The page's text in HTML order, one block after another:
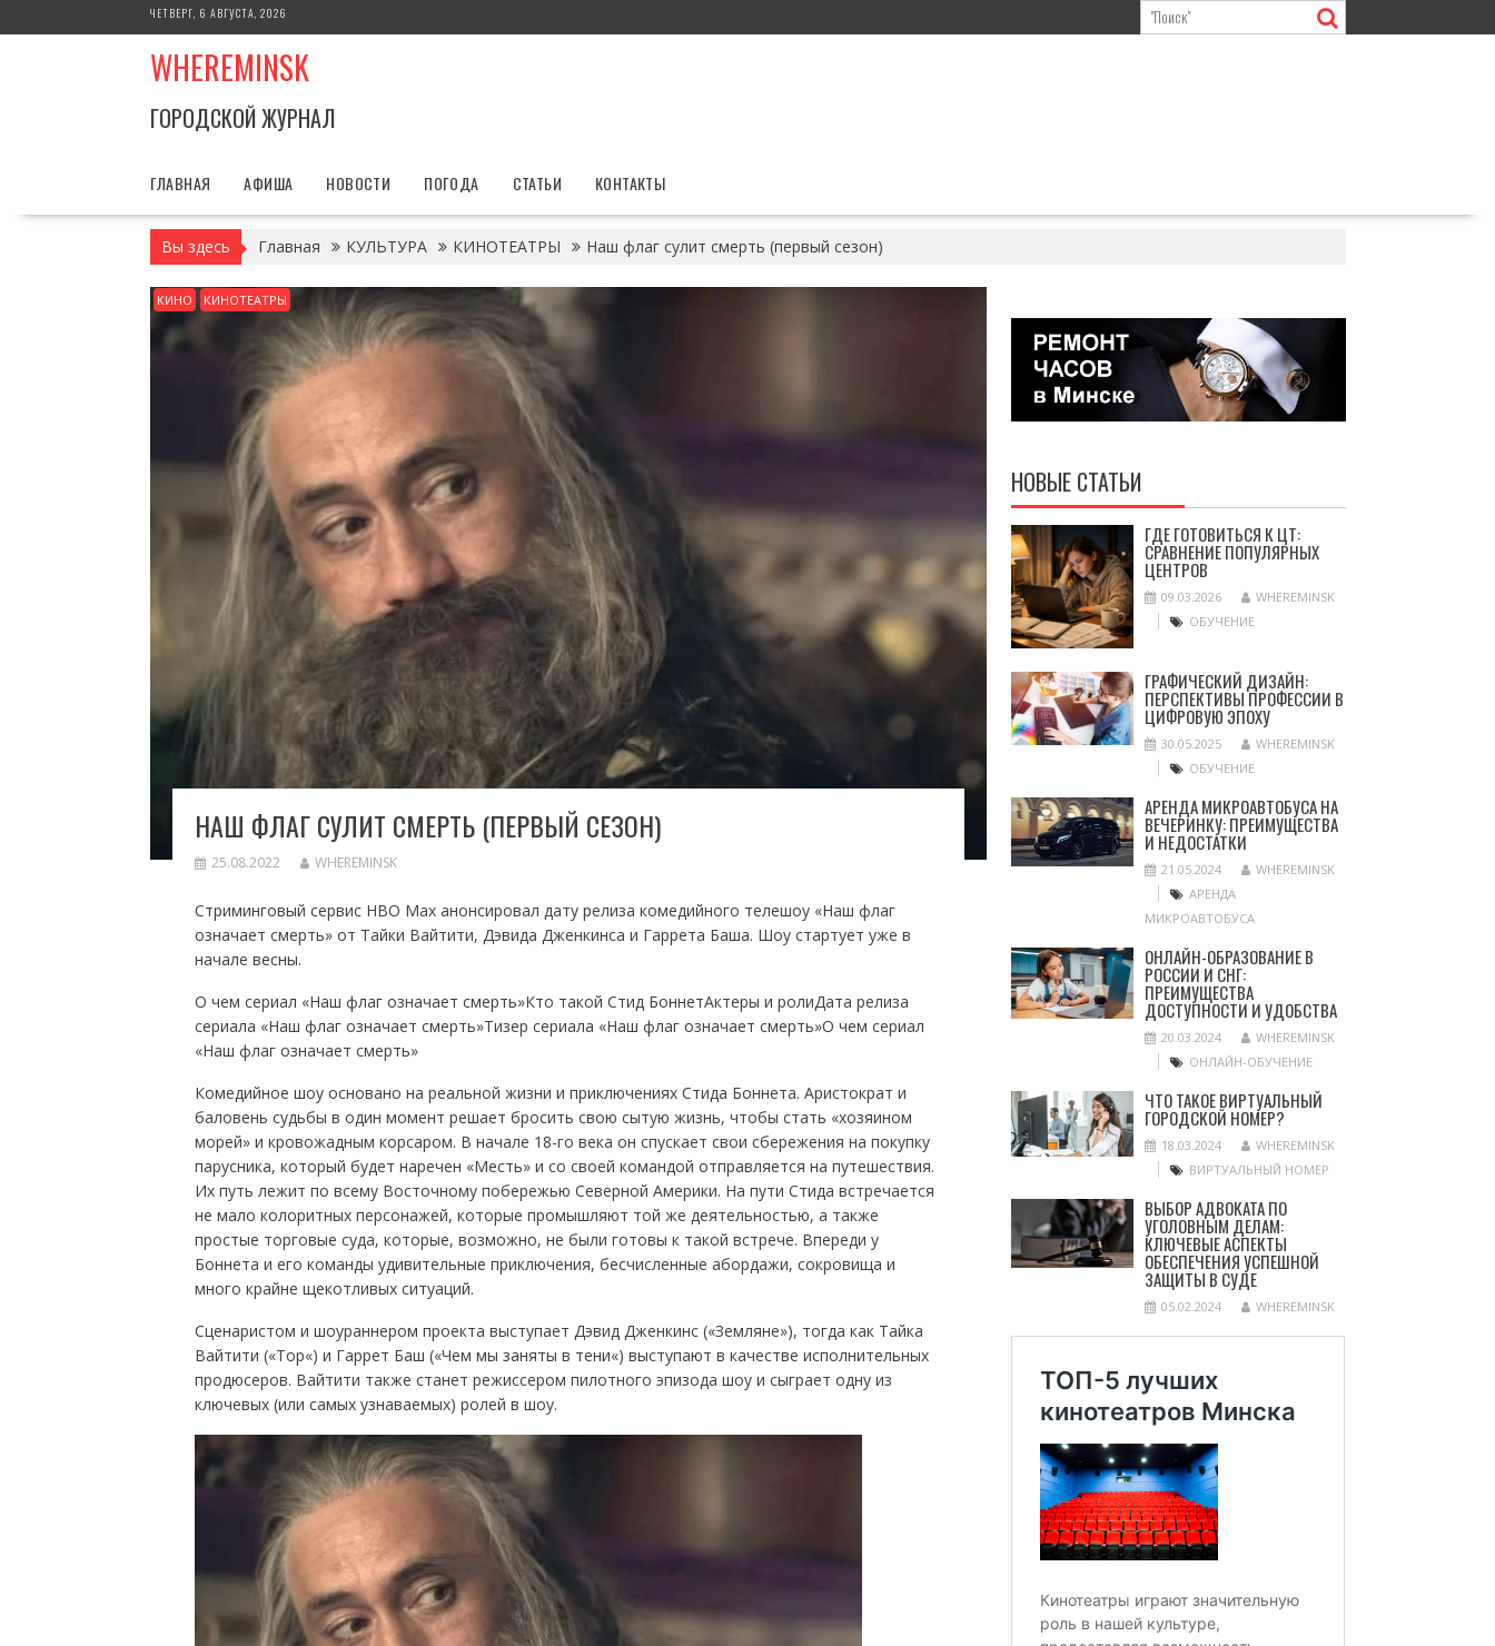
к
ЧЕТВЕРГ, 6 АВГУСТА, 2026
WHEREMINSK
ГОРОДСКОЙ ЖУРНАЛ
ГЛАВНАЯ АФИША НОВОСТИ ПОГОДА СТАТЬИ КОНТАКТЫ
Вы здесь Главная КУЛЬТУРА КИНОТЕАТРЫ Наш флаг сулит смерть (первый сезон)
КИНО КИНОТЕАТРЫ
НАШ ФЛАГ СУЛИТ СМЕРТЬ (ПЕРВЫЙ СЕЗОН)
25.08.2022 WHEREMINSK
Стриминговый сервис HBO Max анонсировал дату релиза комедийного телешоу «Наш флаг
означает смерть» от Тайки Вайтити, Дэвида Дженкинса и Гаррета Баша. Шоу стартует уже в
начале весны.
О чем сериал «Наш флаг означает смерть»Кто такой Стид БоннетАктеры и ролиДата релиза
сериала «Наш флаг означает смерть»Тизер сериала «Наш флаг означает смерть»О чем сериал
«Наш флаг означает смерть»
Комедийное шоу основано на реальной жизни и приключениях Стида Боннета. Аристократ и
баловень судьбы в один момент решает бросить свою сытую жизнь, чтобы стать «хозяином
морей» и кровожадным корсаром. В начале 18-го века он спускает свои сбережения на покупку
парусника, который будет наречен «Месть» и со своей командой отправляется на путешествия.
Их путь лежит по всему Восточному побережью Северной Америки. На пути Стида встречается
не мало колоритных персонажей, которые промышляют той же деятельностью, а также
простые торговые суда, которые, возможно, не были готовы к такой встрече. Впереди у
Боннета и его команды удивительные приключения, бесчисленные абордажи, сокровища и
много крайне щекотливых ситуаций.
Сценаристом и шоураннером проекта выступает Дэвид Дженкинс («Земляне»), тогда как Тайка
Вайтити («Тор«) и Гаррет Баш («Чем мы заняты в тени«) выступают в качестве исполнительных
продюсеров. Вайтити также станет режиссером пилотного эпизода шоу и сыграет одну из
ключевых (или самых узнаваемых) ролей в шоу.
НОВЫЕ СТАТЬИ
ГДЕ ГОТОВИТЬСЯ К ЦТ:
СРАВНЕНИЕ ПОПУЛЯРНЫХ
ЦЕНТРОВ
09.03.2026
WHEREMINSK
ОБУЧЕНИЕ
ГРАФИЧЕСКИЙ ДИЗАЙН:
ПЕРСПЕКТИВЫ ПРОФЕССИИ В
ЦИФРОВУЮ ЭПОХУ
30.05.2025
WHEREMINSK
ОБУЧЕНИЕ
АРЕНДА МИКРОАВТОБУСА НА
ВЕЧЕРИНКУ: ПРЕИМУЩЕСТВА
И НЕДОСТАТКИ
21.05.2024
WHEREMINSK
АРЕНДА
МИКРОАВТОБУСА
ОНЛАЙН-ОБРАЗОВАНИЕ В
РОССИИ И СНГ:
ПРЕИМУЩЕСТВА
ДОСТУПНОСТИ И УДОБСТВА
20.03.2024
WHEREMINSK
ОНЛАЙН-ОБУЧЕНИЕ
ЧТО ТАКОЕ ВИРТУАЛЬНЫЙ
ГОРОДСКОЙ НОМЕР?
18.03.2024
WHEREMINSK
ВИРТУАЛЬНЫЙ НОМЕР
ВЫБОР АДВОКАТА ПО
УГОЛОВНЫМ ДЕЛАМ:
КЛЮЧЕВЫЕ АСПЕКТЫ
ОБЕСПЕЧЕНИЯ УСПЕШНОЙ
ЗАЩИТЫ В СУДЕ
05.02.2024 WHEREMINSK